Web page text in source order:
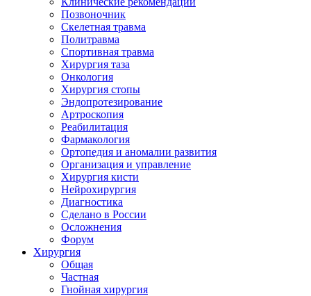
Позвоночник
Скелетная травма
Политравма
Спортивная травма
Хирургия таза
Онкология
Хирургия стопы
Эндопротезирование
Артроскопия
Реабилитация
Фармакология
Ортопедия и аномалии развития
Организация и управление
Хирургия кисти
Нейрохирургия
Диагностика
Сделано в России
Осложнения
Форум
Хирургия
Общая
Частная
Гнойная хирургия